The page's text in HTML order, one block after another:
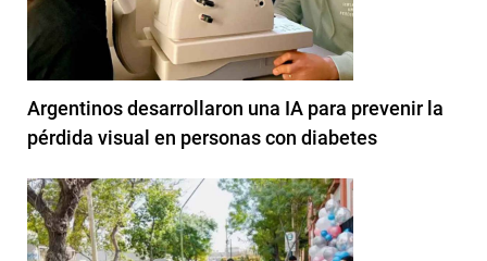
Argentinos desarrollaron una IA para prevenir la
pérdida visual en personas con diabetes